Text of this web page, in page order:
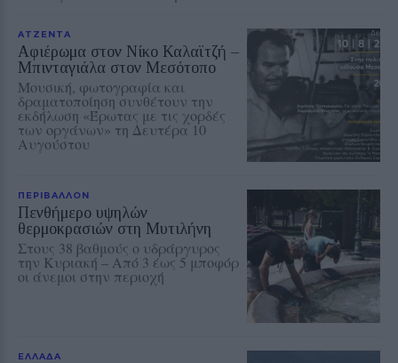
ΑΤΖΕΝΤΑ
Αφιέρωμα στον Νίκο Καλαϊτζή –
Μπινταγιάλα στον Μεσότοπο
Μουσική, φωτογραφία και
δραματοποίηση συνθέτουν την
εκδήλωση «Έρωτας με τις χορδές
των οργάνων» τη Δευτέρα 10
Αυγούστου
ΠΕΡΙΒΑΛΛΟΝ
Πενθήμερο υψηλών
θερμοκρασιών στη Μυτιλήνη
Στους 38 βαθμούς ο υδράργυρος
την Κυριακή – Από 3 έως 5 μποφόρ
οι άνεμοι στην περιοχή
ΕΛΛΑΔΑ